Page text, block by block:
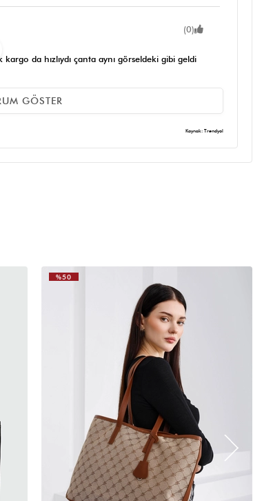
(0)
da hızlıydı çanta aynı görseldeki gibi geldi
(0)
daha sağlam olabilirdi
GÖSTER
Kaynak: Trendyol
%50